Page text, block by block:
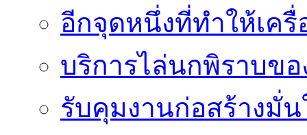
อีกจุดหนึ่งที่ทำให้เครื่
บริการไล่นกพิราบข
รับคุมงานก่อสร้างมั่